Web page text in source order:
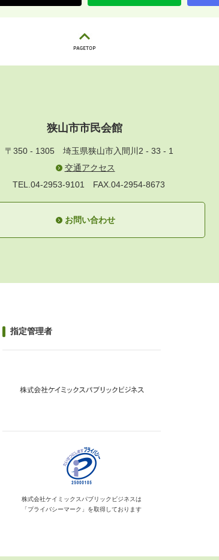
狭山市市民会館
〒350 - 1305 埼玉県狭山市入間川2 - 33 - 1
交通アクセス
TEL.04-2953-9101 FAX.04-2954-8673
お問い合わせ
指定管理者
株式会社ケイミックスパブリックビジネスは
「プライバシーマーク」を取得しております